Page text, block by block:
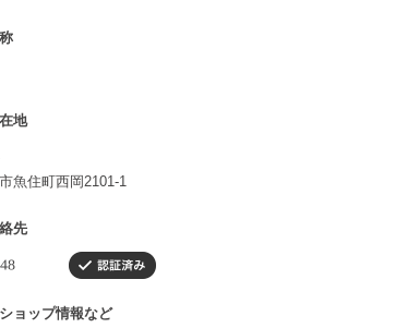
地
魚住町西岡2101-1
先
ョップ情報など